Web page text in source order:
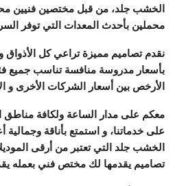
الخشب جلد، من قبل مختصين فنيين
محملين بأحدث المعدات التي توفر
نقدم تصاميم مميزة تراعي كل الأذواق
بأسعار مدروسة منافسة تناسب جميع
الأرخص بين أسعار الشركات الأخرى و
معكم على مدار الساعة ولكافة مناطق
على خدماتنا، و استمتع بأناقة وجمالية
الخشب جلد التي تعتبر من أرقى
تصاميم يقدمها لك مختص فني بعمله